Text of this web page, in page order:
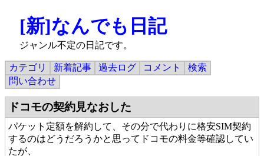
[新]なんでも日記
ジャンル不定の日記です。
カテゴリ 新着記事 過去ログ コメント
検索
問い合わせ
ドコモの契約見なおした
パケット定額を解約して、その分で代わりに格安SIM契約
するのはどうだろうかと思ってドコモの料金等確認してい
たが、